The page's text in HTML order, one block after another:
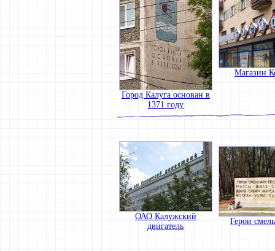
Город Калуга основан в
1371 году
Магазин
ОАО Калужский
двигатель
Герои